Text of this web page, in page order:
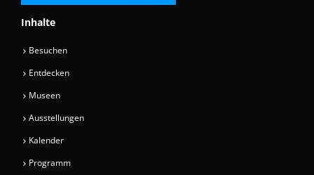
Inhalte
Besuchen
Entdecken
Museen
Ausstellungen
Kalender
Programm